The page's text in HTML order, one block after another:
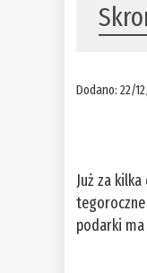
Dodano: 22/
Już za
podarki